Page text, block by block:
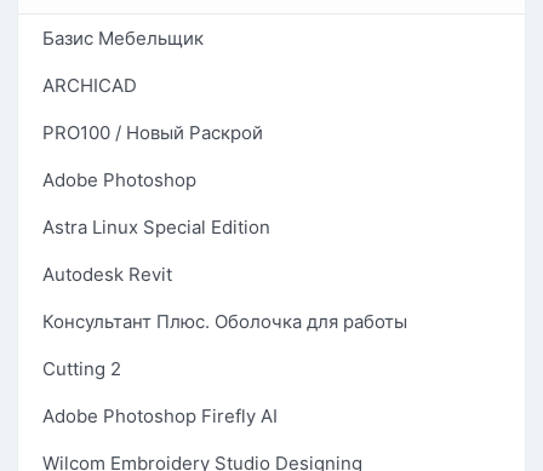
Базис Мебельщик
ARCHICAD
PRO100 / Новый Раскрой
Adobe Photoshop
Astra Linux Special Edition
Autodesk Revit
Консультант Плюс. Оболочка для работы
Cutting 2
Adobe Photoshop Firefly AI
Wilcom Embroidery Studio Designing